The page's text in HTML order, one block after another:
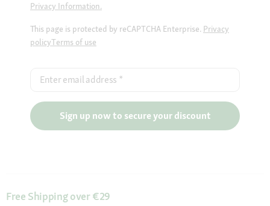
Privacy Information.
This page is protected by reCAPTCHA Enterprise. Privacy
policyTerms of use
Enter email address *
Sign up now to secure your discount
Free Shipping over €29